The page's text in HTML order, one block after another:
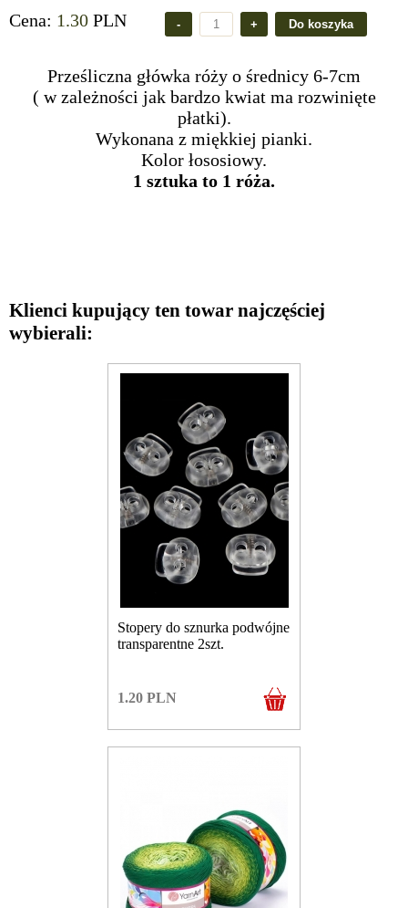
Cena: 1.30 PLN
Prześliczna główka róży o średnicy 6-7cm
( w zależności jak bardzo kwiat ma rozwinięte
płatki).
Wykonana z miękkiej pianki.
Kolor łososiowy.
1 sztuka to 1 róża.
Klienci kupujący ten towar najczęściej
wybierali:
Stopery do sznurka podwójne
transparentne 2szt.
1.20 PLN